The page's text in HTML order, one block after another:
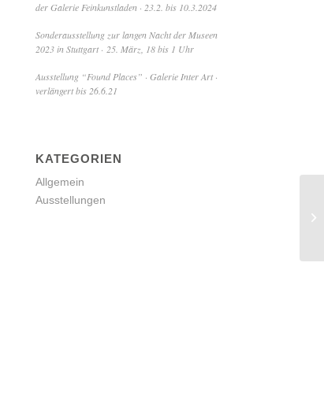
der Galerie Feinkunstladen · 23.2. bis 10.3.2024
Sonderausstellung zur langen Nacht der Museen
2023 in Stuttgart · 25. März, 18 bis 1 Uhr
Ausstellung “Found Places” · Galerie Inter Art ·
verlängert bis 26.6.21
KATEGORIEN
Allgemein
Ausstellungen